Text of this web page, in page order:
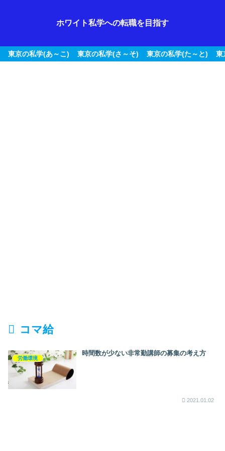
ホワイト私学への転職を目指す
東京の私学(あ～こ) 東京の私学(さ～そ) 東京の私学(た～と) 東
コマ給
労働環境
時間数が少ない非常勤講師の募集の考え方
2021.01.02